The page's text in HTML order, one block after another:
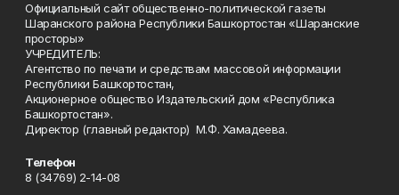
Официальный сайт общественно-политической газеты
Шаранского района Республики Башкортостан «Шаранские
просторы»
УЧРЕДИТЕЛЬ:
Агентство по печати и средствам массовой информации
Республики Башкортостан,
Акционерное общество Издательский дом «Республика
Башкортостан».
Директор (главный редактор) М.Ф. Хамадеева.
Телефон
8 (34769) 2-14-08